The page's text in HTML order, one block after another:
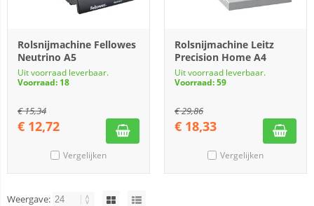
Rolsnijmachine Fellowes
Neutrino A5
Uit voorraad leverbaar.
Voorraad: 18
€15,34
€ 12,72
Vergelijken
Rolsnijmachine Leitz
Precision Home A4
Uit voorraad leverbaar.
Voorraad: 59
€29,86
€ 18,33
Vergelijken
Weergave: